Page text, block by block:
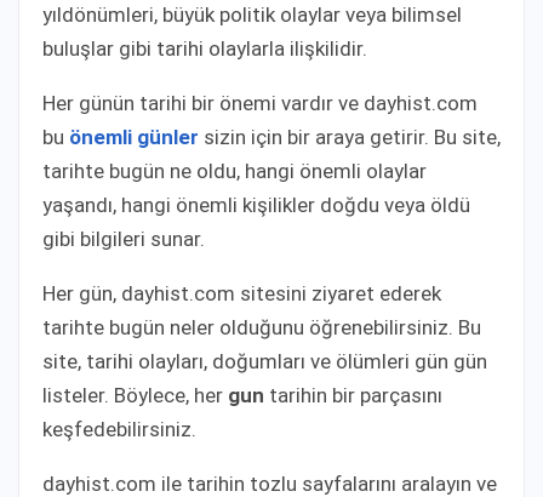
yıldönümleri, büyük politik olaylar veya bilimsel
buluşlar gibi tarihi olaylarla ilişkilidir.
Her günün tarihi bir önemi vardır ve dayhist.com
bu önemli günler sizin için bir araya getirir. Bu site,
tarihte bugün ne oldu, hangi önemli olaylar
yaşandı, hangi önemli kişilikler doğdu veya öldü
gibi bilgileri sunar.
Her gün, dayhist.com sitesini ziyaret ederek
tarihte bugün neler olduğunu öğrenebilirsiniz. Bu
site, tarihi olayları, doğumları ve ölümleri gün gün
listeler. Böylece, her gun tarihin bir parçasını
keşfedebilirsiniz.
dayhist.com ile tarihin tozlu sayfalarını aralayın ve